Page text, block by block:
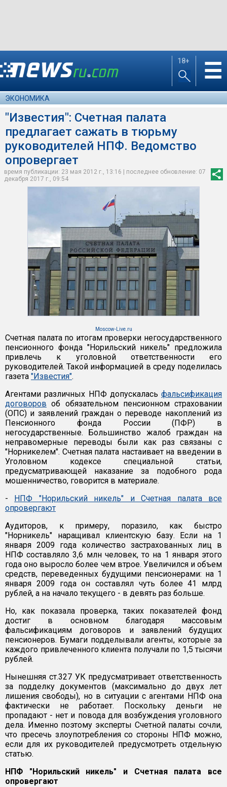
18+ ☰
ЭКОНОМИКА
"Известия": Счетная палата
предлагает сажать в тюрьму
руководителей НПФ. Ведомство
опровергает
время публикации: 23 мая 2012 г., 13:16 | последнее обновление: 07
декабря 2017 г., 09:54
Moscow-Live.ru
Счетная палата по итогам проверки негосударственного
пенсионного фонда "Норильский никель" предложила
привлечь к уголовной ответственности его
руководителей. Такой информацией в среду поделилась
газета "Известия".
Агентами различных НПФ допускалась фальсификация
договоров об обязательном пенсионном страховании
(ОПС) и заявлений граждан о переводе накоплений из
Пенсионного фонда России (ПФР) в
негосударственные. Большинство жалоб граждан на
неправомерные переводы были как раз связаны с
"Норникелем". Счетная палата настаивает на введении в
Уголовном кодексе специальной статьи,
предусматривающей наказание за подобного рода
мошенничество, говорится в материале.
- НПФ "Норильский никель" и Счетная палата все
опровергают
Аудиторов, к примеру, поразило, как быстро
"Норникель" наращивал клиентскую базу. Если на 1
января 2009 года количество застрахованных лиц в
НПФ составляло 3,6 млн человек, то на 1 января этого
года оно выросло более чем втрое. Увеличился и объем
средств, переведенных будущими пенсионерами: на 1
января 2009 года он составлял чуть более 41 млрд
рублей, а на начало текущего - в девять раз больше.
Но, как показала проверка, таких показателей фонд
достиг в основном благодаря массовым
фальсификациям договоров и заявлений будущих
пенсионеров. Бумаги подделывали агенты, которые за
каждого привлеченного клиента получали по 1,5 тысячи
рублей.
Нынешняя ст.327 УК предусматривает ответственность
за подделку документов (максимально до двух лет
лишения свободы), но в ситуации с агентами НПФ она
фактически не работает. Поскольку деньги не
пропадают - нет и повода для возбуждения уголовного
дела. Именно поэтому эксперты Счетной палаты сочли,
что пресечь злоупотребления со стороны НПФ можно,
если для их руководителей предусмотреть отдельную
статью.
НПФ "Норильский никель" и Счетная палата все
опровергают